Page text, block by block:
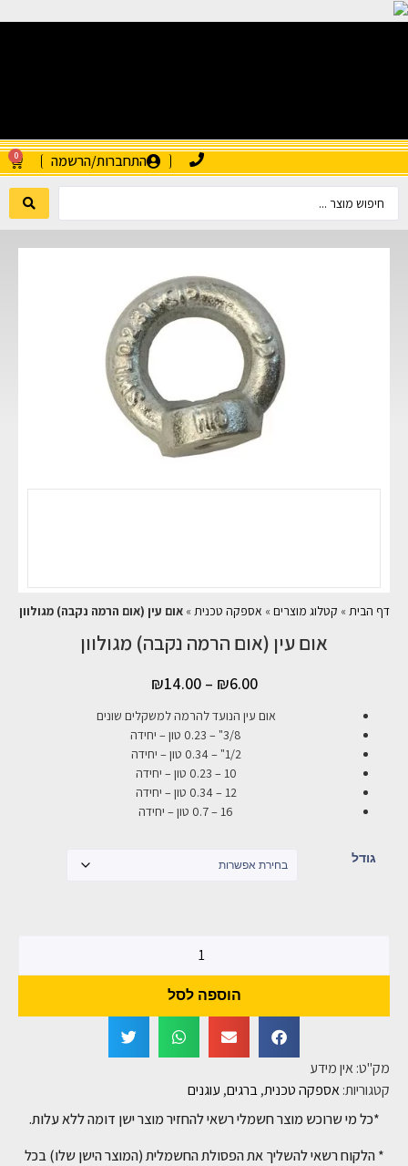
התחברות/הרשמה 0
דף הבית » קטלוג מוצרים » אספקה טכנית »אום עין (אום הרמה נקבה) מגולוון
אום עין (אום הרמה נקבה) מגולוון
₪6.00
–
₪14.00
אום עין הנועד להרמה למשקלים שונים
3/8" – 0.23 טון – יחידה
1/2" – 0.34 טון – יחידה
10 – 0.23 טון – יחידה
12 – 0.34 טון – יחידה
16 – 0.7 טון – יחידה
גודל
הוספה לסל
מק"ט: אין מידע
קטגוריות:אספקה טכנית,ברגים, עוגנים
*כל מי שרוכש מוצר חשמלי רשאי להחזיר מוצר ישן דומה ללא עלות.
* הלקוח רשאי להשליך את הפסולת החשמלית (המוצר הישן שלו) בכל